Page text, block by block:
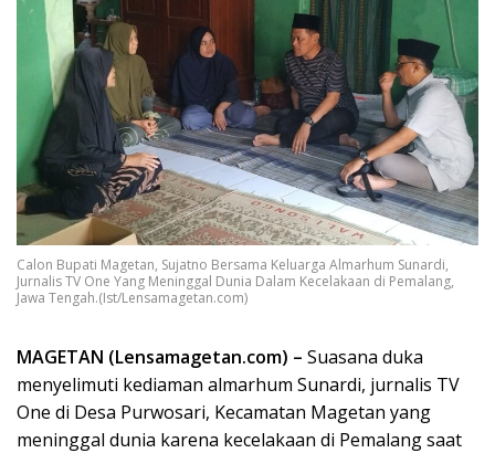
Calon Bupati Magetan, Sujatno Bersama Keluarga Almarhum Sunardi,
Jurnalis TV One Yang Meninggal Dunia Dalam Kecelakaan di Pemalang,
Jawa Tengah.(Ist/Lensamagetan.com)
MAGETAN (Lensamagetan.com) – Suasana duka
menyelimuti kediaman almarhum Sunardi, jurnalis TV
One di Desa Purwosari, Kecamatan Magetan yang
meninggal dunia karena kecelakaan di Pemalang saat